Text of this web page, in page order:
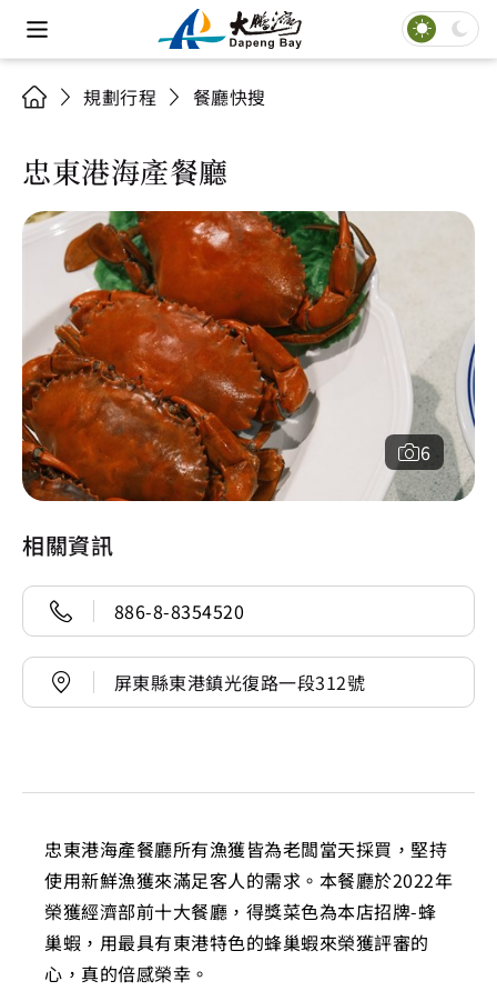
規劃行程 餐廳快搜
忠東港海產餐廳
6
相關資訊
886-8-8354520
屏東縣東港鎮光復路一段312號
忠東港海產餐廳所有漁獲皆為老闆當天採買，堅持
使用新鮮漁獲來滿足客人的需求。本餐廳於2022年
榮獲經濟部前十大餐廳，得獎菜色為本店招牌-蜂
巢蝦，用最具有東港特色的蜂巢蝦來榮獲評審的
心，真的倍感榮幸。